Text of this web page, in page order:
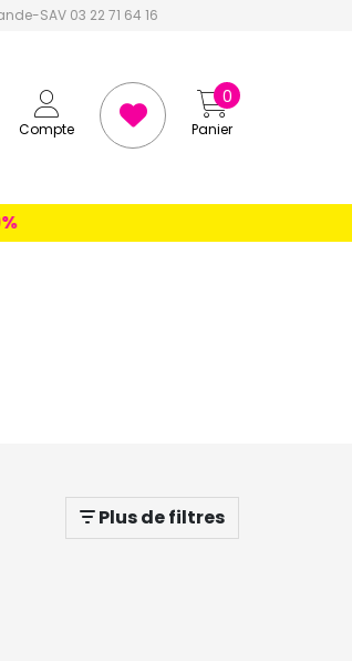
SAV 03 22 71 64 16
Compte Panier
0
Plus de filtres